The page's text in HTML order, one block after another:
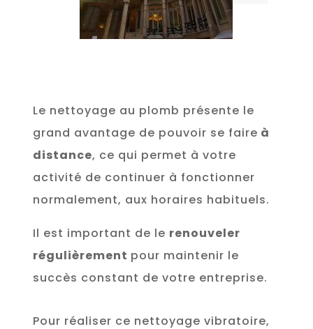
Le nettoyage au plomb présente le
grand avantage de pouvoir se faire à
distance, ce qui permet à votre
activité de continuer à fonctionner
normalement, aux horaires habituels.
Il est important de le renouveler
régulièrement pour maintenir le
succès constant de votre entreprise.
Pour réaliser ce nettoyage vibratoire,